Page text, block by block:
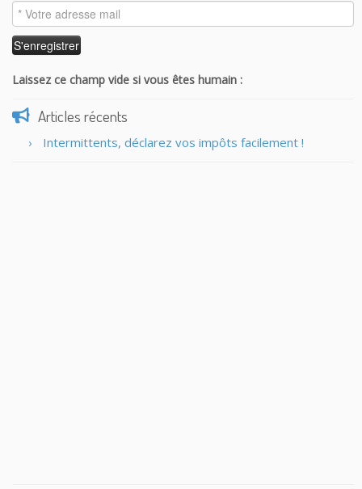
Laissez ce champ vide si vous êtes humain :
Articles récents
Intermittents, déclarez vos impôts facilement !